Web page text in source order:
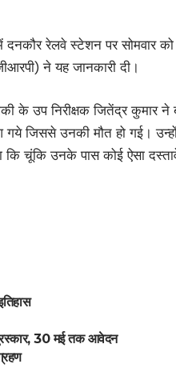
दनकौर रेलवे स्टेशन पर सोमवार
ने यह जानकारी दी।
के उप निरीक्षक जितेंद्र कुमार ने
जिससे उनकी मौत हो गई।
कि चूंकि उनके पास कोई ऐसा
पुरस्कार, 30 मई तक आवेदन